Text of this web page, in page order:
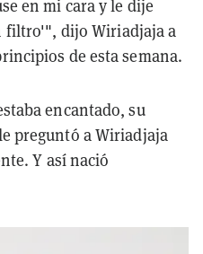
en mi cara y le dije
filtro'", dijo Wiriadjaja a
de esta semana.
encantado, su
preguntó a Wiriadjaja
Y así nació